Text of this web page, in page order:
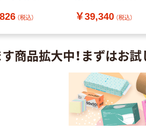
（税込） ￥39,340 （税込）
商品拡大中！まずはお